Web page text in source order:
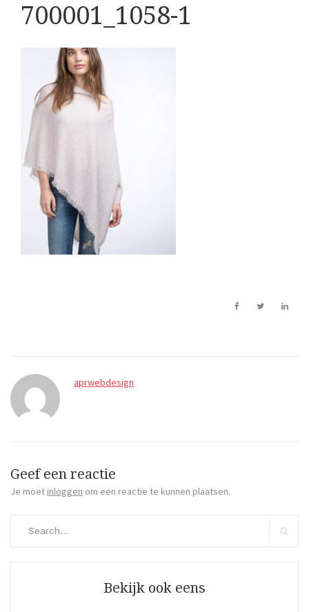
700001_1058-1
aprwebdesign
Geef een reactie
Je moet inloggen om een reactie te kunnen plaatsen.
Bekijk ook eens